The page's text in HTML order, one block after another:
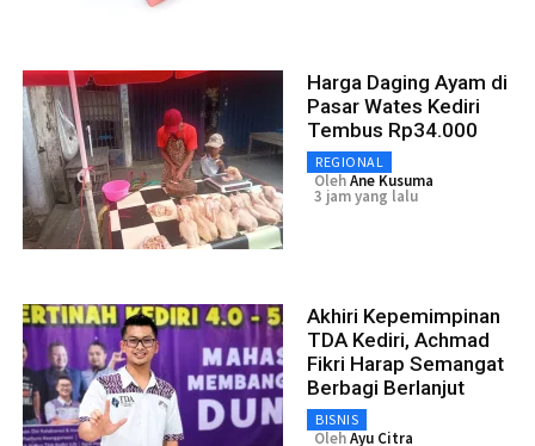
Harga Daging Ayam di
Pasar Wates Kediri
Tembus Rp34.000
REGIONAL
OlehAne Kusuma
3 jam yang lalu
Akhiri Kepemimpinan
TDA Kediri, Achmad
Fikri Harap Semangat
Berbagi Berlanjut
BISNIS
OlehAyu Citra